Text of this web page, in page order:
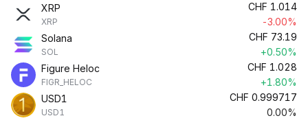
XRP
XRP
CHF 1.014
-3.00%
Solana
SOL
CHF 73.19
+0.50%
Figure Heloc
FIGR_HELOC
CHF 1.028
+1.80%
USD1
USD1
CHF 0.999717
0.00%